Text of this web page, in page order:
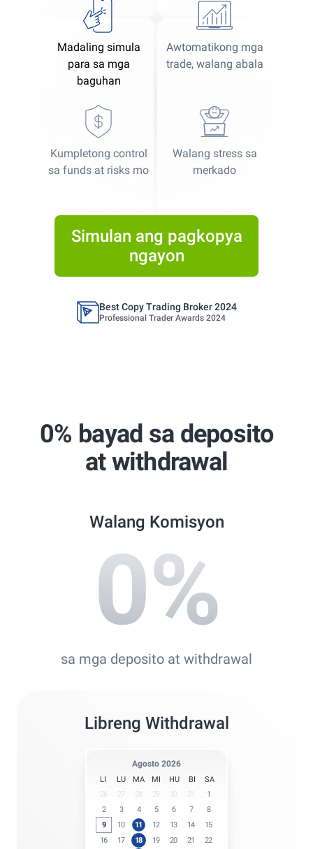
Madaling simula
para sa mga
baguhan
Awtomatikong mga
trade, walang abala
Kumpletong control
sa funds at risks mo
Walang stress sa
merkado
Simulan ang pagkopya
ngayon
Best Copy Trading Platform
Global Brands Magazine Awards 2023
Best Copy Trading Broker 2024
Best Copy Trading Platform
Global Brands Magazine Awards 2023
Best Copy Trading Platform
Global Brands Magazine Awards 2023
0% bayad sa deposito
at withdrawal
Walang Komisyon
0%
sa mga deposito at withdrawal
Libreng Withdrawal
Agosto 2026
LI LU MA MI HU BI
SA
26
27 28 29 30 31
1
2
3 4 5 6 7
8
9
10 11 12 13 14
15
16
17 18 19 20 21
22